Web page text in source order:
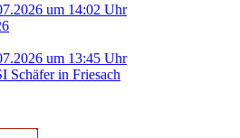
um 14:02 Uhr
um 13:45 Uhr
Schäfer in Friesach